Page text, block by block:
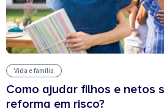
Vida e família
Como ajudar filhos e netos
reforma em risco?